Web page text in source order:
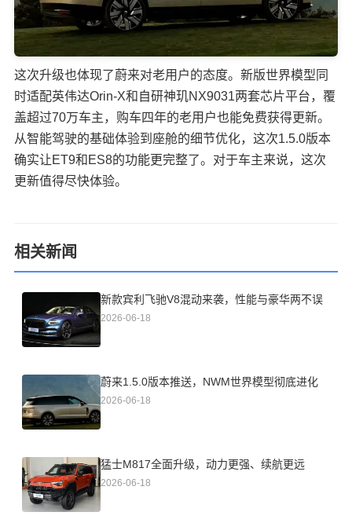
这次升级也体现了蔚来对老用户的态度。新版世界模型同
时适配英伟达Orin-X和自研神玑NX9031两套芯片平台，覆
盖超过70万车主，购车四年的老用户也能免费获得更新。
从智能驾驶的基础体验到座舱的细节优化，这次1.5.0版本
确实让ET9和ES8的功能更完整了。对于车主来说，这次
更新值得尽快体验。
相关新闻
新款宾利飞驰V8混动来袭，性能与豪华两不误
2026-06-18
蔚来1.5.0版本推送，NWM世界模型彻底进化
2026-06-18
猛士M817全面升级，动力更强、续航更远
2026-06-18